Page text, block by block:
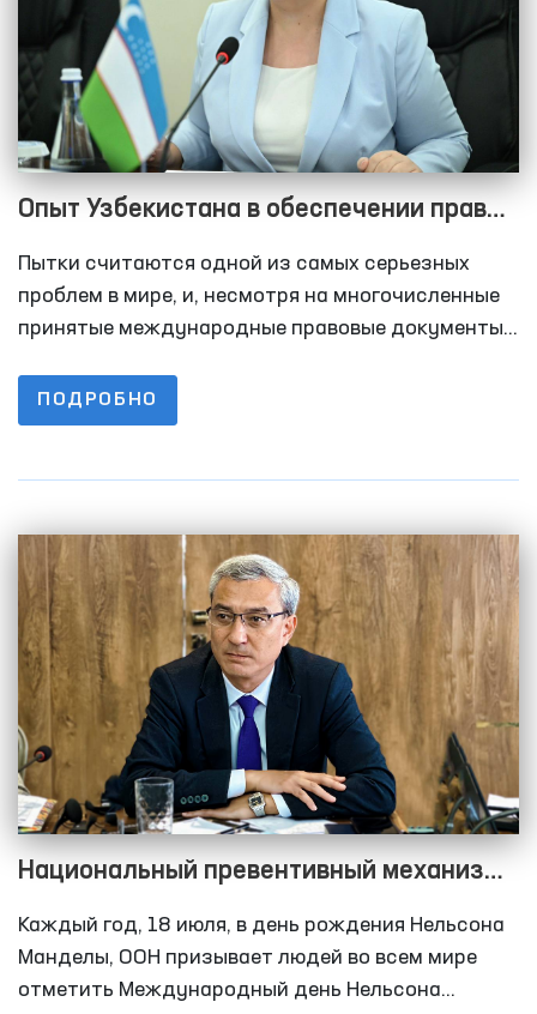
Опыт Узбекистана в обеспечении прав
человека в борьбе с пытками
Пытки считаются одной из самых серьезных
проблем в мире, и, несмотря на многочисленные
принятые международные правовые документы,
центре внимания мирового сообщества.
ПОДРОБНО
Национальный превентивный механизм
в контексте Правил Манделы
Каждый год, 18 июля, в день рождения Нельсона
Манделы, ООН призывает людей во всем мире
отметить Международный день Нельсона